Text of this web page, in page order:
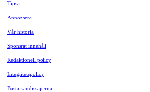
Tipsa
Annonsera
Vår historia
Sponsrat innehåll
Redaktionell policy
Integritetspolicy
Bästa kändissajterna